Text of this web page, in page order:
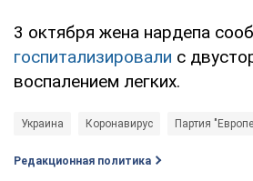
3 октября жена нардепа
госпитализировали с
воспалением легких.
Украина Коронавирус Партия
Редакционная политика